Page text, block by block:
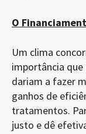
O
Um clima
importância
dariam a fazer
ganhos de
tratamentos.
justo e dê